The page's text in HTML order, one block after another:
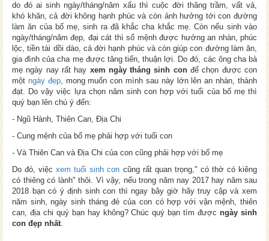
do đó ai sinh ngày/tháng/năm xấu thì cuộc đời thăng trầm, vất vả,
khó khăn, cả đời không hạnh phúc và còn ảnh hưởng tới con đường
làm ăn của bố mẹ, sinh ra đã khắc cha khắc mẹ. Còn nếu sinh vào
ngày/tháng/năm đẹp, đại cát thì số mệnh được hưởng an nhàn, phúc
lộc, tiền tài dồi dào, cả đời hạnh phúc và còn giúp con đường làm ăn,
gia đình của cha mẹ được tăng tiến, thuận lợi. Do đó, các ông cha bà
mẹ ngày nay rất hay xem ngày tháng sinh conđể chọn được con
một ngày đẹp, mong muốn con mình sau này lớn lên an nhàn, thành
đạt. Do vậy việc lựa chọn năm sinh con hợp với tuổi của bố mẹ thì
quý bạn lên chú ý đến:
- Ngũ Hành, Thiên Can, Địa Chi
- Cung mệnh của bố mẹ phải hợp với tuổi con
- Và Thiên Can và Địa Chi của con cũng phải hợp với bố mẹ
Do đó, việc xem tuổi sinh con cũng rất quan trọng," có thờ có kiêng
có thiêng có lành" thôi. Vì vậy, nếu trong năm nay 2017 hay năm sau
2018 bạn có ý định sinh con thì ngay bây giờ hãy truy cập và xem
năm sinh, ngày sinh tháng đẻ của con có hợp với vận mệnh, thiên
can, địa chi quý bạn hay không? Chúc quý bạn tìm được ngày sinh
con đẹp nhất.